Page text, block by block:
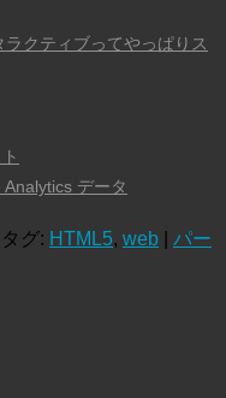
クティブってやっぱりス
データ
グ: HTML5, web
パー